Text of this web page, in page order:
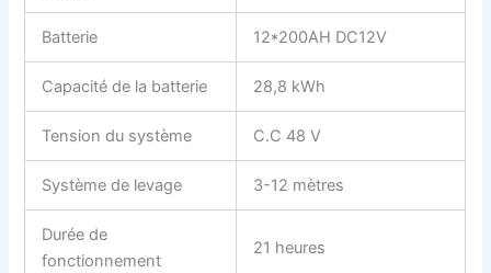
Batterie 12*200AH DC12V
Capacité de la batterie 28,8 kWh
Tension du système C.C 48 V
Système de levage 3-12 mètres
Durée de
fonctionnement
21 heures